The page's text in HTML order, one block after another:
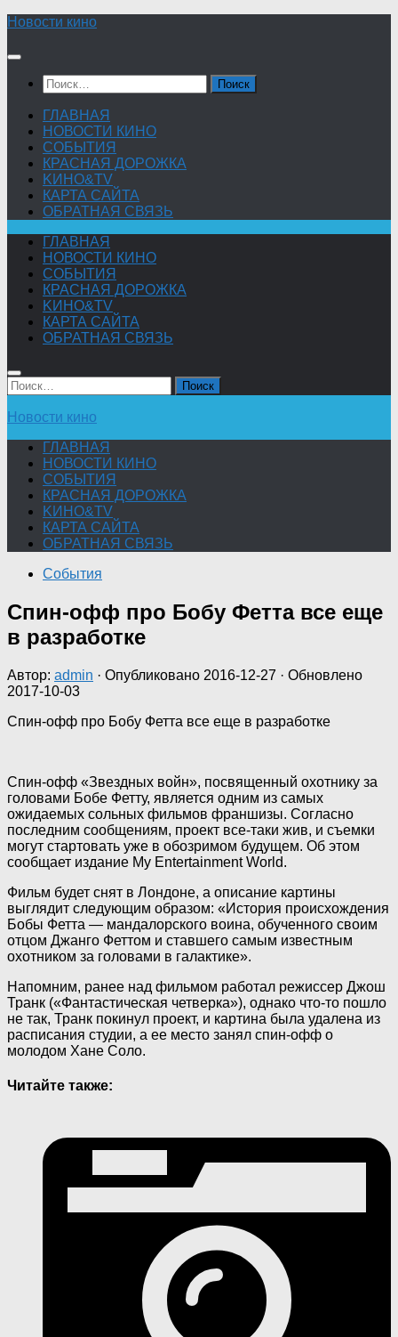
Skip
content
Новости кино
Найти:
ГЛАВНАЯ
НОВОСТИ КИНО
СОБЫТИЯ
КРАСНАЯ ДОРОЖКА
KИНО&TV
КАРТА САЙТА
ОБРАТНАЯ СВЯЗЬ
ГЛАВНАЯ
НОВОСТИ КИНО
СОБЫТИЯ
КРАСНАЯ ДОРОЖКА
KИНО&TV
КАРТА САЙТА
ОБРАТНАЯ СВЯЗЬ
Найти:
Новости кино
ГЛАВНАЯ
НОВОСТИ КИНО
СОБЫТИЯ
КРАСНАЯ ДОРОЖКА
KИНО&TV
КАРТА САЙТА
ОБРАТНАЯ СВЯЗЬ
События
Спин-офф про Бобу Фетта все еще
в разработке
Автор: admin · Опубликовано 2016-12-27 · Обновлено
2017-10-03
Спин-офф про Бобу Фетта все еще в разработке
Спин-офф «Звездных войн», посвященный охотнику за
головами Бобе Фетту, является одним из самых
ожидаемых сольных фильмов франшизы. Согласно
последним сообщениям, проект все-таки жив, и съемки
могут стартовать уже в обозримом будущем. Об этом
сообщает издание My Entertainment World.
Фильм будет снят в Лондоне, а описание картины
выглядит следующим образом: «История происхождения
Бобы Фетта — мандалорского воина, обученного своим
отцом Джанго Феттом и ставшего самым известным
охотником за головами в галактике».
Напомним, ранее над фильмом работал режиссер Джош
Транк («Фантастическая четверка»), однако что-то пошло
не так, Транк покинул проект, и картина была удалена из
расписания студии, а ее место занял спин-офф о
молодом Хане Соло.
Читайте также: